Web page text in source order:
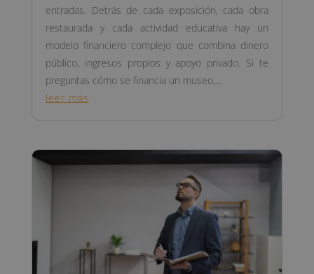
entradas. Detrás de cada exposición, cada obra
restaurada y cada actividad educativa hay un
modelo financiero complejo que combina dinero
público, ingresos propios y apoyo privado. Si te
preguntas cómo se financia un museo,...
leer más